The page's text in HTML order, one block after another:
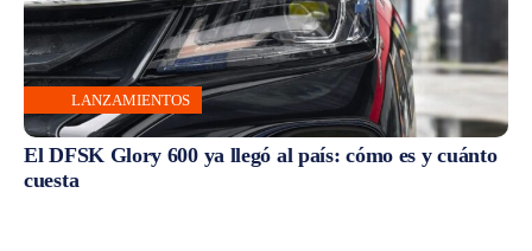
LANZAMIENTOS
El DFSK Glory 600 ya llegó al país: cómo es y cuánto
cuesta